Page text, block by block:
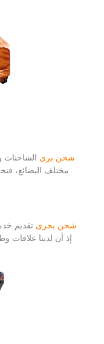
شحن برى الشاحنات
مختلف البضائع،
شحن بحرى تقديم
إذ أن لدينا